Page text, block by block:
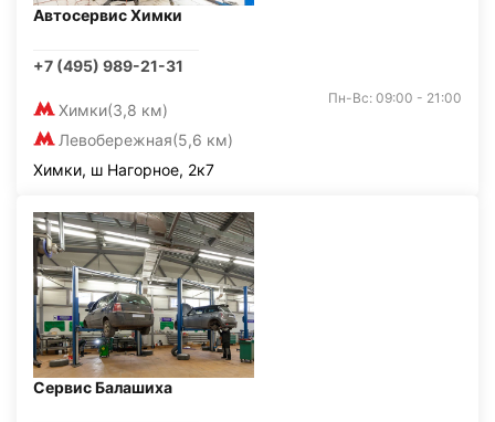
Автосервис Химки
+7 (495) 989-21-31
Химки(3,8 км)
Левобережная(5,6 км)
Пн-Вс: 09:00 - 21:00
Химки, ш Нагорное, 2к7
Сервис Балашиха